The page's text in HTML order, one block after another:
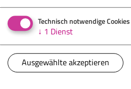
Technisch notwendige Cookies
↓ 1 Dienst
Ausgewählte akzeptieren